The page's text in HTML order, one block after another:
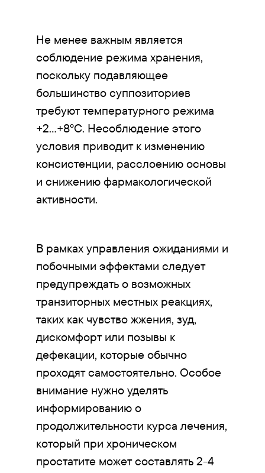
Не менее важным является
соблюдение режима хранения,
поскольку подавляющее
большинство суппозиториев
требуют температурного режима
+2...+8°C. Несоблюдение этого
условия приводит к изменению
консистенции, расслоению основы
и снижению фармакологической
активности.
В рамках управления ожиданиями и
побочными эффектами следует
предупреждать о возможных
транзиторных местных реакциях,
таких как чувство жжения, зуд,
дискомфорт или позывы к
дефекации, которые обычно
проходят самостоятельно. Особое
внимание нужно уделять
информированию о
продолжительности курса лечения,
который при хроническом
простатите может составлять 2-4